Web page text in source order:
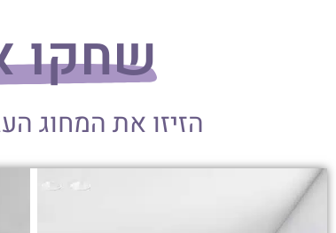
שחקו
הזיזו את המחוג